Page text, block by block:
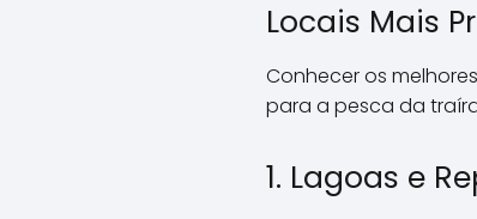
Locais Mais
Conhecer os
para a pesca da
1. Lagoas e